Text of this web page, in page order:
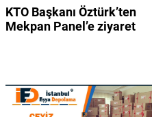
KTO Başkanı Öztürk’ten
Mekpan Panel’e ziyaret